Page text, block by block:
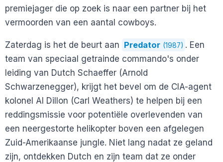
premiejager die op zoek is naar een partner bij het
vermoorden van een aantal cowboys.
Zaterdag is het de beurt aan Predator (1987) . Een
team van speciaal getrainde commando's onder
leiding van Dutch Schaeffer (Arnold
Schwarzenegger), krijgt het bevel om de CIA-agent
kolonel Al Dillon (Carl Weathers) te helpen bij een
reddingsmissie voor potentiële overlevenden van
een neergestorte helikopter boven een afgelegen
Zuid-Amerikaanse jungle. Niet lang nadat ze geland
zijn, ontdekken Dutch en zijn team dat ze onder